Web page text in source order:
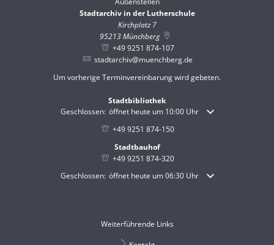
Stadtarchiv in der Lutherschule
Kirchplatz 7
95213Münchberg
+49 9251 874-107
stadtarchiv@muenchberg.de
Um vorherige Terminvereinbarung wird gebeten.
Stadtbibliothek
Klicken, um weitere Öffnungs- oder Schließzeiten
Geschlossen: öffnet heute um 10:00 Uhr
+49 9251 874-150
Stadtbauhof
+49 9251 874-320
Klicken, um weitere Öffnungs- oder Schließzeiten
Geschlossen: öffnet heute um 06:30 Uhr
Weiterführende Links